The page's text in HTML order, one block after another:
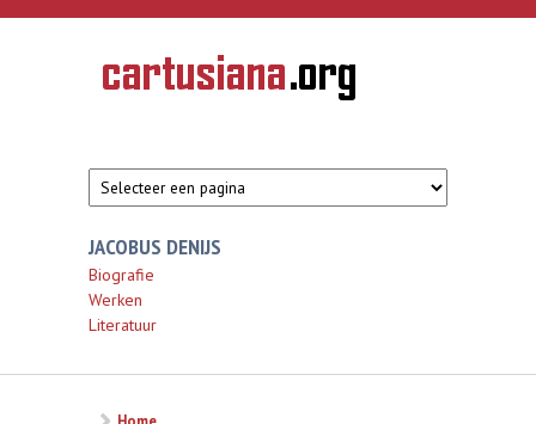
Overslaan en naar de inhoud gaan
CARTUSIANA
Geschiedenis
van de
JACOBUS DENIJS
Biografie
Werken
Literatuur
Home